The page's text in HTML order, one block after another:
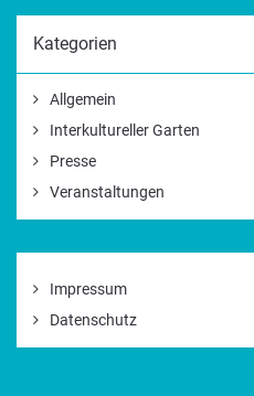
Kategorien
Allgemein
Interkultureller Garten
Presse
Veranstaltungen
Impressum
Datenschutz